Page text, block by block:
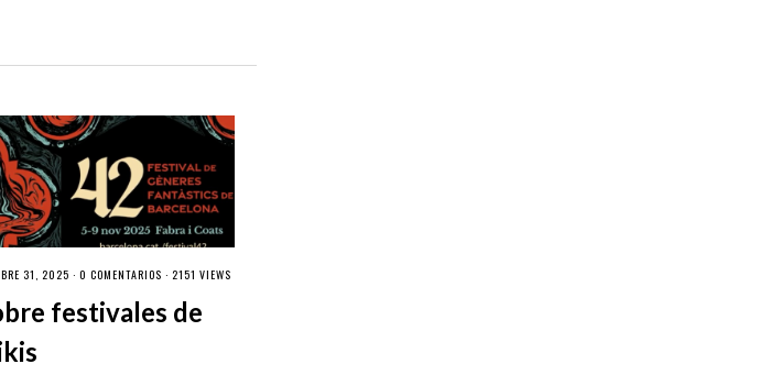
31, 2025 · 0 COMENTARIOS · 2151 VIEWS
festivales de